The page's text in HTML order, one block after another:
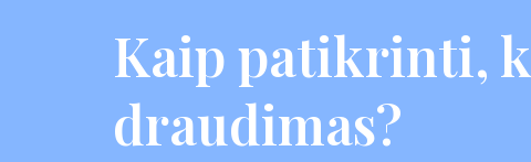
Kaip patikrinti,
draudimas?